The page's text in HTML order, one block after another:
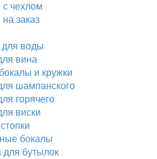
чехлом
заказ
воды
вина
и кружки
шампанского
горячего
виски
бокалы
для бутылок